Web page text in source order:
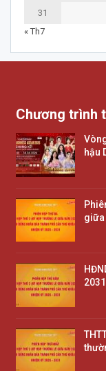
31
« Th7
Chương trình
hậu